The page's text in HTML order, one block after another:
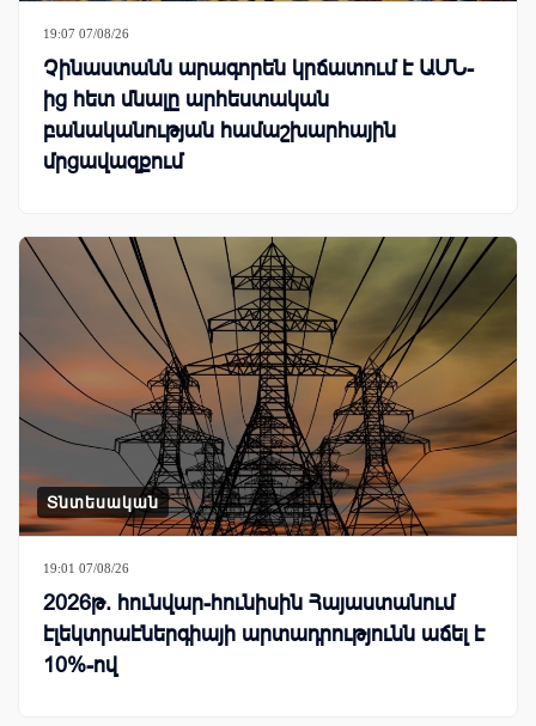
19:07 07/08/26
Չինաստանն արագորեն կրճատում է ԱՄՆ-
ից հետ մնալը արհեստական
բանականության համաշխարհային
մրցավազքում
Տնտեսական
19:01 07/08/26
2026թ. հունվար-հունիսին Հայաստանում
էլեկտրաէներգիայի արտադրությունն աճել է
10%-ով